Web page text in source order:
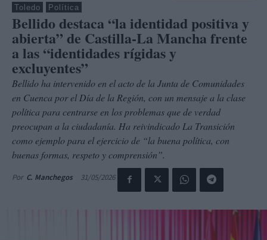
Toledo Política
Bellido destaca “la identidad positiva y
abierta” de Castilla-La Mancha frente
a las “identidades rígidas y
excluyentes”
Bellido ha intervenido en el acto de la Junta de Comunidades
en Cuenca por el Día de la Región, con un mensaje a la clase
política para centrarse en los problemas que de verdad
preocupan a la ciudadanía. Ha reivindicado La Transición
como ejemplo para el ejercicio de “la buena política, con
buenas formas, respeto y comprensión”.
Por C. Manchegos 31/05/2026